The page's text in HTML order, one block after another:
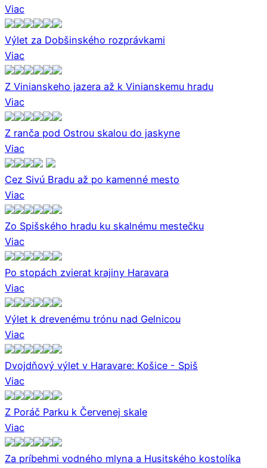
Viac
Výlet za Dobšinského rozprávkami
Viac
Z Vinianskeho jazera až k Vinianskemu hradu
Viac
Z ranča pod Ostrou skalou do jaskyne
Viac
Cez Sivú Bradu až po kamenné mesto
Viac
Zo Spišského hradu ku skalnému mestečku
Viac
Po stopách zvierat krajiny Haravara
Viac
Výlet k drevenému trónu nad Gelnicou
Viac
Dvojdňový výlet v Haravare: Košice - Spiš
Viac
Z Poráč Parku k Červenej skale
Viac
Za príbehmi vodného mlyna a Husitského kostolíka